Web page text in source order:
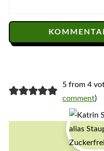
5 from 4
comment)